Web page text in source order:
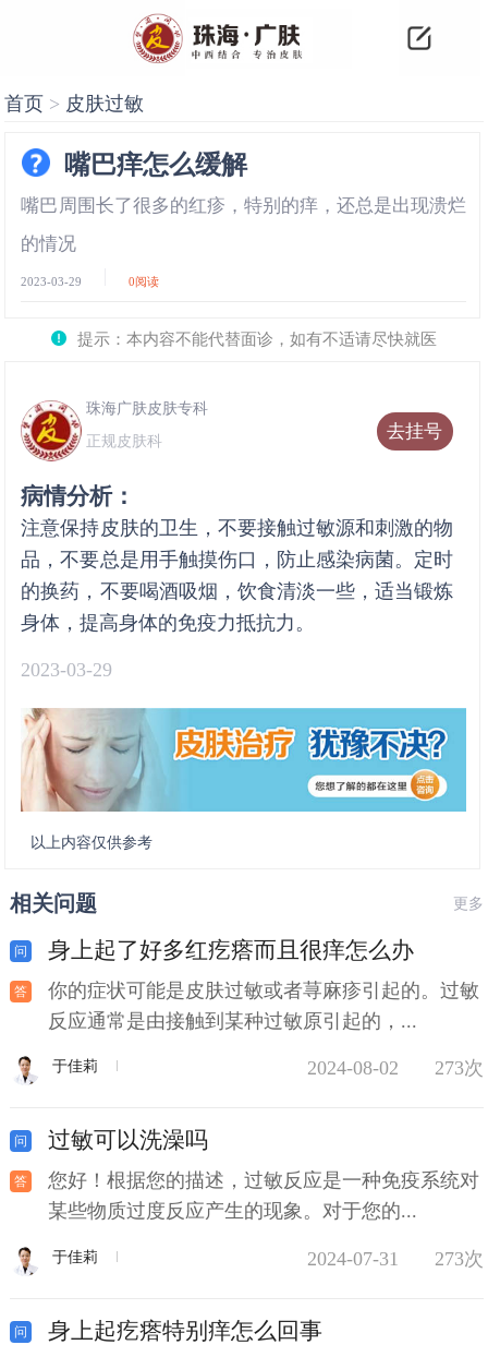
首页 > 皮肤过敏
嘴巴痒怎么缓解
嘴巴周围长了很多的红疹，特别的痒，还总是出现溃烂
的情况
2023-03-29 0阅读
提示：本内容不能代替面诊，如有不适请尽快就医
去挂号
珠海广肤皮肤专科
正规皮肤科
病情分析：
注意保持皮肤的卫生，不要接触过敏源和刺激的物
品，不要总是用手触摸伤口，防止感染病菌。定时
的换药，不要喝酒吸烟，饮食清淡一些，适当锻炼
身体，提高身体的免疫力抵抗力。
2023-03-29
以上内容仅供参考
相关问题 更多
身上起了好多红疙瘩而且很痒怎么办
你的症状可能是皮肤过敏或者荨麻疹引起的。过敏
反应通常是由接触到某种过敏原引起的，...
于佳莉 2024-08-02 273次
过敏可以洗澡吗
您好！根据您的描述，过敏反应是一种免疫系统对
某些物质过度反应产生的现象。对于您的...
于佳莉 2024-07-31 273次
身上起疙瘩特别痒怎么回事